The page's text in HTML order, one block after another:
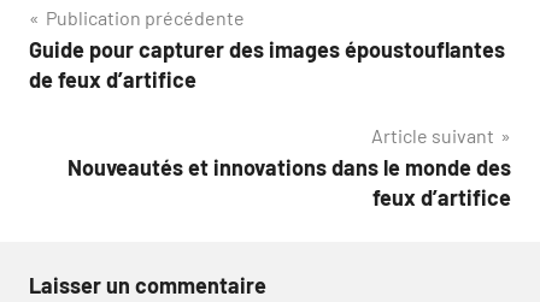
Navigation
de
Publication précédente
Guide pour capturer des images époustouflantes
de feux d’artifice
Article suivant
Nouveautés et innovations dans le monde des
feux d’artifice
Laisser un commentaire